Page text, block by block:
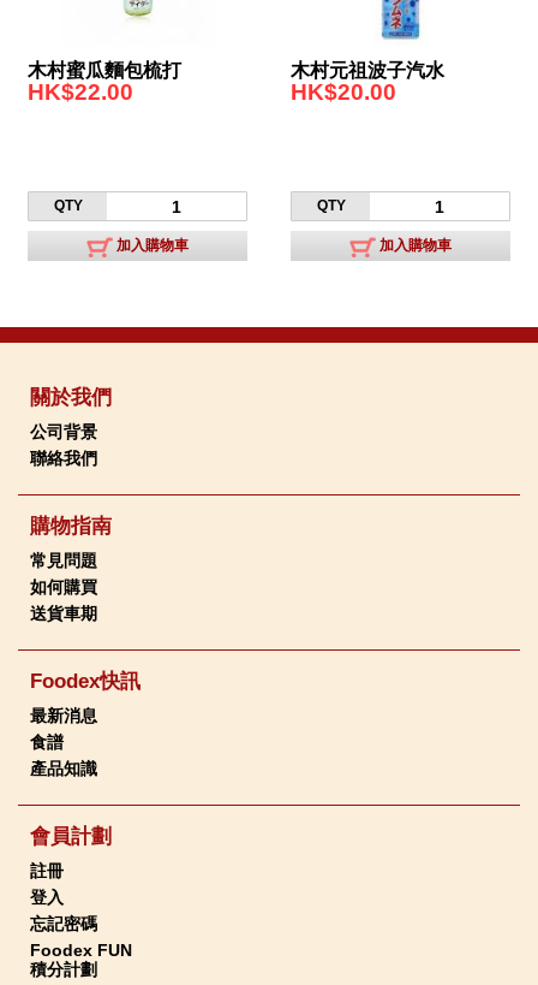
木村蜜瓜麵包梳打
HK$22.00
QTY
加入購物車
木村元祖波子汽水
HK$20.00
QTY
加入購物車
關於我們
公司背景
聯絡我們
購物指南
常見問題
如何購買
送貨車期
Foodex快訊
最新消息
食譜
產品知識
會員計劃
註冊
登入
忘記密碼
Foodex FUN
積分計劃